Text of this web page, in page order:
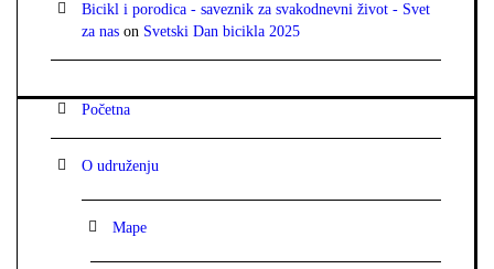
Bicikl i porodica - saveznik za svakodnevni život - Svet
za nas on Svetski Dan bicikla 2025
Početna
O udruženju
Mape